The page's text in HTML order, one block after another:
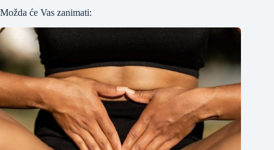
Možda će Vas zanimati: